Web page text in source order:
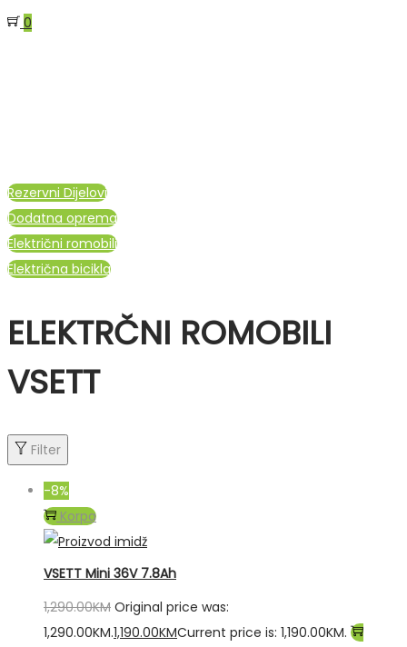
0
Rezervni Dijelovi
Dodatna oprema
Električni romobili
Električna bicikla
ELEKTRČNI ROMOBILI
VSETT
Filter
-8%
Korpa
VSETT Mini 36V 7.8Ah
1,290.00KM Original price was:
1,290.00KM.1,190.00KMCurrent price is: 1,190.00KM.